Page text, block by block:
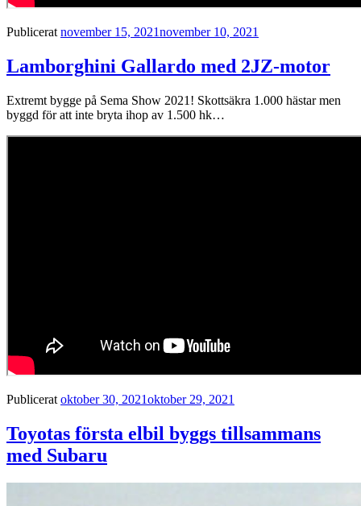
Publicerat november 15, 2021november 10, 2021
Lamborghini Gallardo med 2JZ-motor
Extremt bygge på Sema Show 2021! Skottsäkra 1.000 hästar men
byggd för att inte bryta ihop av 1.500 hk…
Publicerat oktober 30, 2021oktober 29, 2021
Toyotas första elbil byggs tillsammans
med Subaru